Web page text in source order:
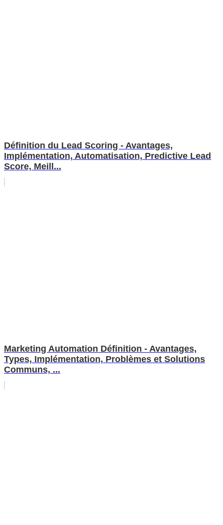
Définition du Lead Scoring - Avantages,
Implémentation, Automatisation, Predictive Lead
Score, Meill...
Marketing Automation Définition - Avantages,
Types, Implémentation, Problèmes et Solutions
Communs, ...